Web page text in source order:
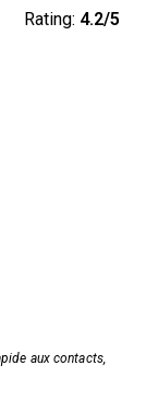
Rating: 4.2/5
aux contacts,